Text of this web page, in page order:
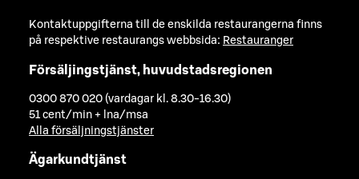
Kontaktuppgifterna till de enskilda restaurangerna finns
på respektive restaurangs webbsida: Restauranger
Försäljingstjänst, huvudstadsregionen
0300 870 020 (vardagar kl. 8.30-16.30)
51 cent/min + lna/msa
Alla försäljningstjänster
Ägarkundtjänst